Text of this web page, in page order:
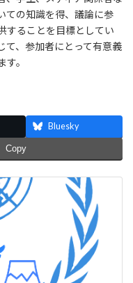
ての知識を得、議論に参
することを目標としてい
て、参加者にとって有意義
。
Bluesky
Copy